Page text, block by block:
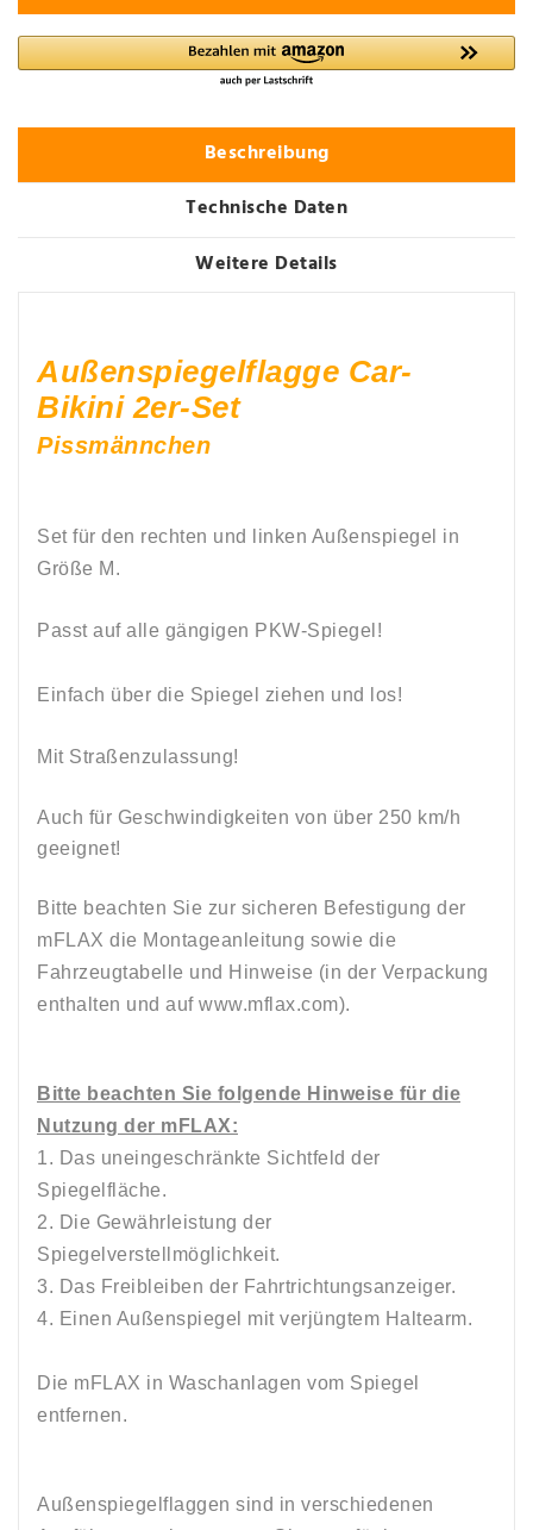
Beschreibung
Technische Daten
Weitere Details
Außenspiegelflagge Car-
Bikini 2er-Set
Pissmännchen
Set für den rechten und linken Außenspiegel in
Größe M.
Passt auf alle gängigen PKW-Spiegel!
Einfach über die Spiegel ziehen und los!
Mit Straßenzulassung!
Auch für Geschwindigkeiten von über 250 km/h
geeignet!
Bitte beachten Sie zur sicheren Befestigung der
mFLAX die Montageanleitung sowie die
Fahrzeugtabelle und Hinweise (in der Verpackung
enthalten und auf www.mflax.com).
Bitte beachten Sie folgende Hinweise für die
Nutzung der mFLAX:
1. Das uneingeschränkte Sichtfeld der
Spiegelfläche.
2. Die Gewährleistung der
Spiegelverstellmöglichkeit.
3. Das Freibleiben der Fahrtrichtungsanzeiger.
4. Einen Außenspiegel mit verjüngtem Haltearm.
Die mFLAX in Waschanlagen vom Spiegel
entfernen.
Außenspiegelflaggen sind in verschiedenen